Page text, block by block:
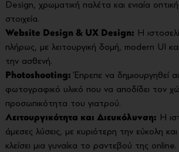
Design, χρωματική παλέτα και ενιαία
στοιχεία.
Website Design & UX Design: Η
πλήρως, με λειτουργική δομή, modern UI
την ασθενή.
Photoshooting: Έπρεπε να δημιουργηθεί
φωτογραφικό υλικό που να αποδίδει τον
προσωπικότητα του γιατρού.
Λειτουργικότητα και Διευκόλυνση: Η
άμεσες λύσεις, με κυριότερη την εύκολη
κλείσει μια γυναίκα το ραντεβού της online.